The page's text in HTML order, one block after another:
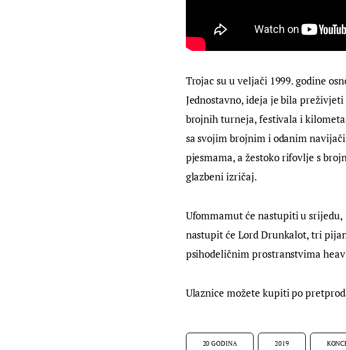
Trojac su u veljači 1999. godine
Jednostavno, ideja je bila
brojnih turneja, festivala i
sa svojim brojnim i odanim
pjesmama, a žestoko rifovlje s
glazbeni izričaj.
Ufommamut će nastupiti u srijedu,
nastupit će Lord Drunkalot, tri
psihodeličnim prostranstvima
Ulaznice možete kupiti po
20 GODINA 2019